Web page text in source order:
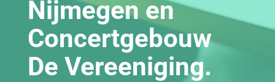
Nijmegen en
Concertgebouw
De Vereeniging.